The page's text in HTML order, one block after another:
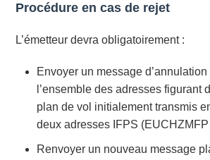
Procédure en cas de rejet
L’émetteur devra obligatoirement :
Envoyer un message
l’ensemble des adresses figurant
plan de vol initialement transmis
deux adresses IFPS
Renvoyer un nouveau message